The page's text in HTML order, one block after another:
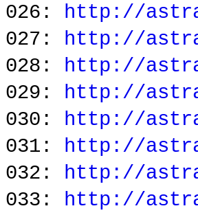
026: http://
027: http://
028: http://
029: http://
030: http://
031: http://
032: http://
033: http://